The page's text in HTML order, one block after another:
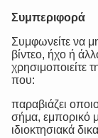
Συμπεριφορά
Συμφωνείτε να
βίντεο, ήχο ή
χρησιμοποιείτε
που:
παραβιάζει
σήμα, εμπορικό
ιδιοκτησιακά